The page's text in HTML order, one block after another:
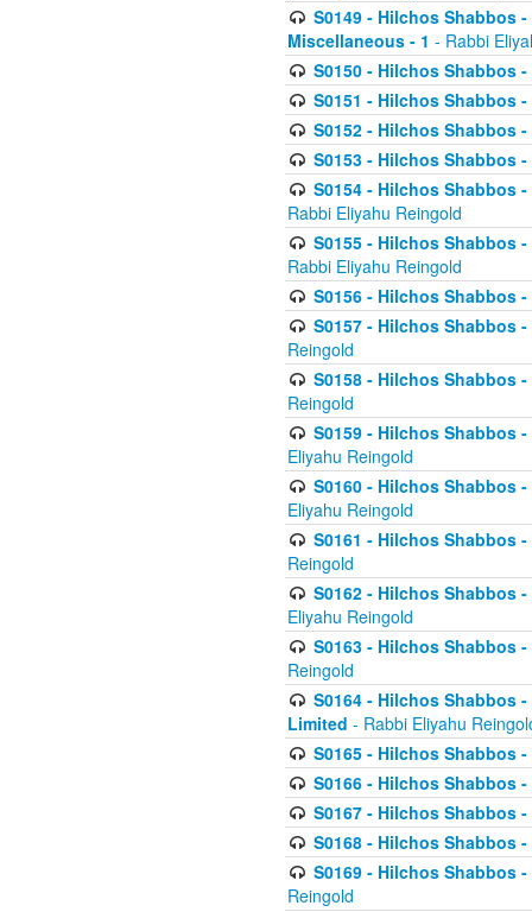
S0149 - Hilchos Shabbos
Miscellaneous - 1 - Rabbi
S0150 - Hilchos Shabbos
S0151 - Hilchos Shabbos
S0152 - Hilchos Shabbos
S0153 - Hilchos Shabbos
S0154 - Hilchos Shabbos
Rabbi Eliyahu Reingold
S0155 - Hilchos Shabbos
Rabbi Eliyahu Reingold
S0156 - Hilchos Shabbos
S0157 - Hilchos Shabbos
Reingold
S0158 - Hilchos Shabbos
Reingold
S0159 - Hilchos Shabbos
Eliyahu Reingold
S0160 - Hilchos Shabbos
Eliyahu Reingold
S0161 - Hilchos Shabbos
Reingold
S0162 - Hilchos Shabbos
Eliyahu Reingold
S0163 - Hilchos Shabbos
Reingold
S0164 - Hilchos Shabbos
Limited - Rabbi Eliyahu
S0165 - Hilchos Shabbos
S0166 - Hilchos Shabbos
S0167 - Hilchos Shabbos
S0168 - Hilchos Shabbos
S0169 - Hilchos Shabbos
Reingold